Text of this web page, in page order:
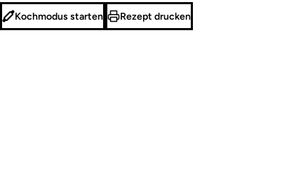
Kochmodus starten Rezept drucken